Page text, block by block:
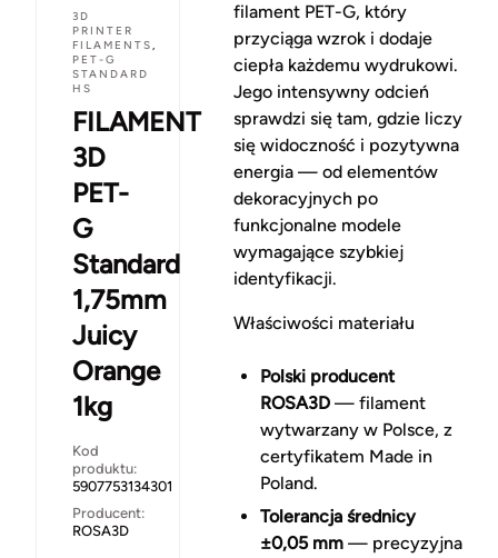
3D
PRINTER
FILAMENTS,
PET-G
STANDARD
HS
FILAMENT
3D
PET-
G
Standard
1,75mm
Juicy
Orange
1kg
Kod
produktu:
5907753134301
Producent:
ROSA3D
filament PET-G, który
przyciąga wzrok i dodaje
ciepła każdemu wydrukowi.
Jego intensywny odcień
sprawdzi się tam, gdzie liczy
się widoczność i pozytywna
energia — od elementów
dekoracyjnych po
funkcjonalne modele
wymagające szybkiej
identyfikacji.
Właściwości materiału
Polski producent
ROSA3D— filament
wytwarzany w Polsce, z
certyfikatem Made in
Poland.
Tolerancja średnicy
±0,05 mm— precyzyjna